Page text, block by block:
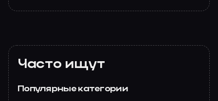
Часто ищут
Популярные категории